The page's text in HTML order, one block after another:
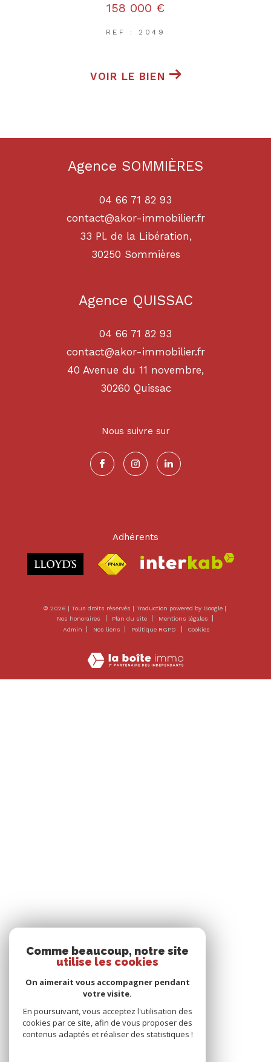
158 000 €
REF : 2049
VOIR LE BIEN
Agence SOMMIÈRES
04 66 71 82 93
contact@akor-immobilier.fr
33 Pl. de la Libération,
30250
sommières
Agence QUISSAC
04 66 71 82 93
contact@akor-immobilier.fr
40 Avenue du 11 novembre,
30260
quissac
Nous suivre sur
Adhérents
© 2026 | Tous droits réservés | Traduction powered by Google |
Nos honoraires
Plan du site
Mentions légales
Admin
Nos liens Politique RGPD Cookies
Comme beaucoup, notre site
utilise les cookies
On aimerait vous accompagner pendant
votre visite.
En poursuivant, vous acceptez l'utilisation des
cookies par ce site, afin de vous proposer des
contenus adaptés et réaliser des statistiques !